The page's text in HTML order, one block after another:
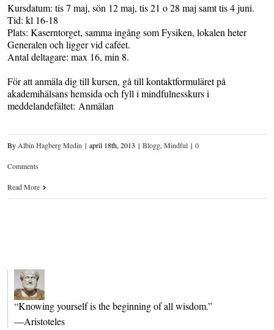
Kursdatum: tis 7 maj, sön 12 maj, tis 21 o 28 maj samt tis 4 juni.
Tid: kl 16-18
Plats: Kaserntorget, samma ingång som Fysiken, lokalen heter
Generalen och ligger vid caféet.
Antal deltagare: max 16, min 8.
För att anmäla dig till kursen, gå till kontaktformuläret på
akademihälsans hemsida och fyll i mindfulnesskurs i
meddelandefältet: Anmälan
By Albin Hagberg Medin | april 18th, 2013 | Blogg, Mindful | 0
Comments
Read More
“Knowing yourself is the beginning of all wisdom.”
—Aristoteles